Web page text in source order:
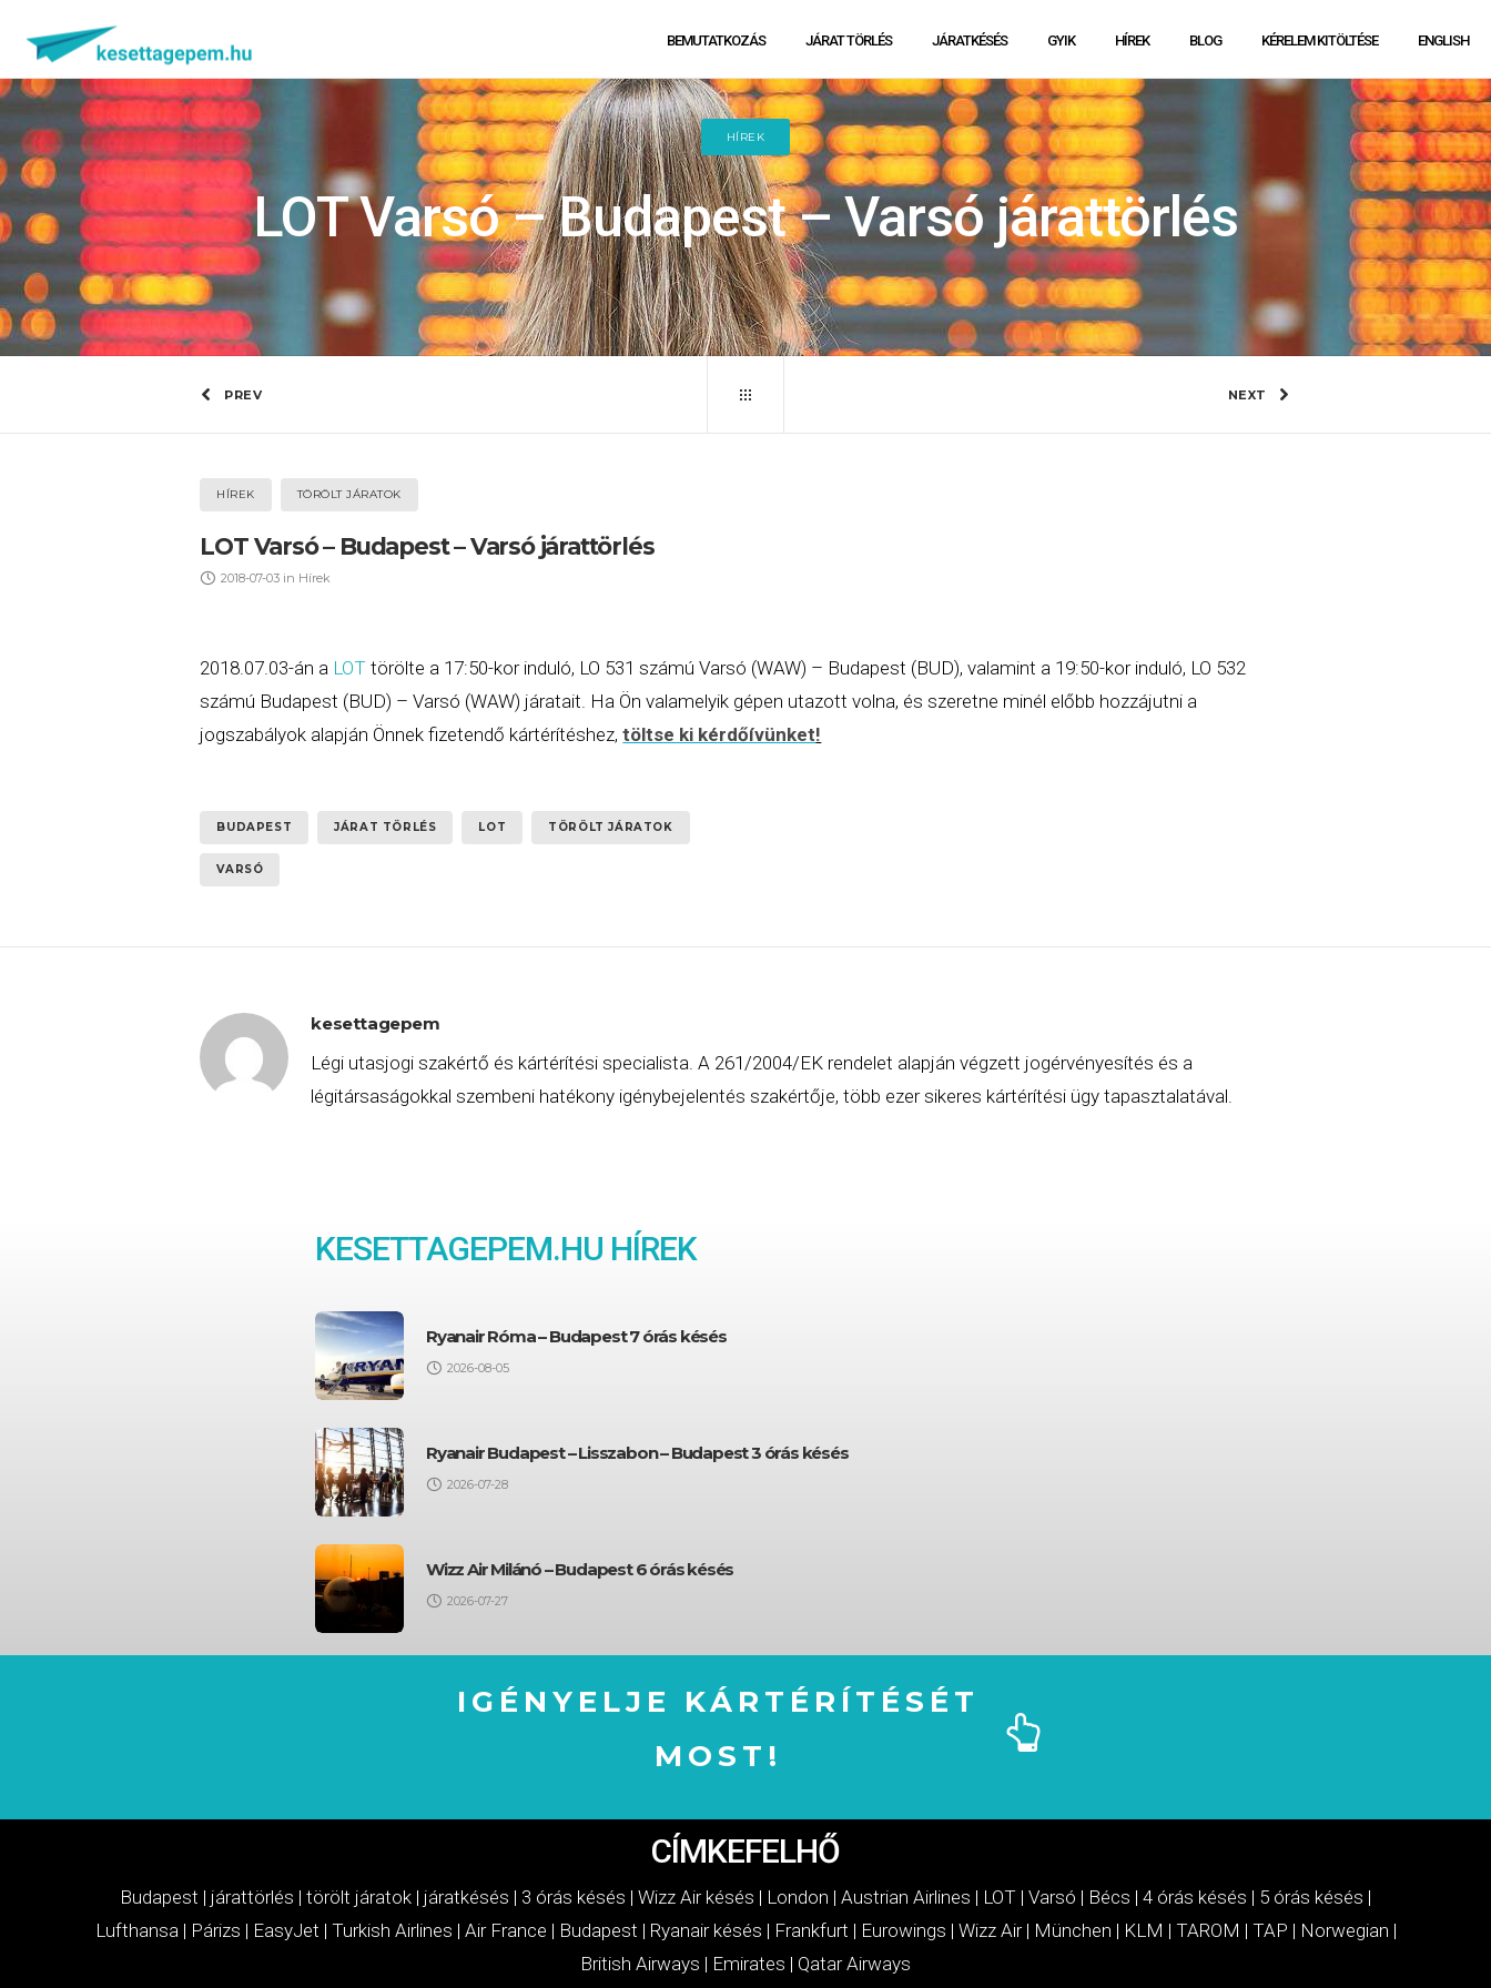
BEMUTATKOZÁS JÁRAT TÖRLÉS JÁRATKÉSÉS GYIK HÍREK BLOG KÉRELEM KITÖLTÉSE ENGLISH
HÍREK
LOT Varsó – Budapest – Varsó járattörlés
PREV NEXT
HÍREK TÖRÖLT JÁRATOK
LOT Varsó – Budapest – Varsó járattörlés
2018-07-03 in Hírek
2018.07.03-án a LOT törölte a 17:50-kor induló, LO 531 számú Varsó (WAW) – Budapest (BUD), valamint a 19:50-kor induló, LO 532
számú Budapest (BUD) – Varsó (WAW) járatait. Ha Ön valamelyik gépen utazott volna, és szeretne minél előbb hozzájutni a
jogszabályok alapján Önnek fizetendő kártérítéshez, töltse ki kérdőívünket!
BUDAPEST JÁRAT TÖRLÉS LOT TÖRÖLT JÁRATOK
VARSÓ
kesettagepem
Légi utasjogi szakértő és kártérítési specialista. A 261/2004/EK rendelet alapján végzett jogérvényesítés és a
légitársaságokkal szembeni hatékony igénybejelentés szakértője, több ezer sikeres kártérítési ügy tapasztalatával.
KESETTAGEPEM.HU HÍREK
Ryanair Róma – Budapest 7 órás késés
2026-08-05
Ryanair Budapest – Lisszabon – Budapest 3 órás késés
2026-07-28
Wizz Air Milánó – Budapest 6 órás késés
2026-07-27
IGÉNYELJE KÁRTÉRÍTÉSÉT
MOST!
CÍMKEFELHŐ
Budapest | járattörlés | törölt járatok | járatkésés | 3 órás késés | Wizz Air késés | London | Austrian Airlines | LOT | Varsó | Bécs | 4 órás késés | 5 órás késés |
Lufthansa| Párizs | EasyJet | Turkish Airlines | Air France | Budapest | Ryanair késés | Frankfurt | Eurowings | Wizz Air| München | KLM | TAROM | TAP | Norwegian |
British Airways | Emirates | Qatar Airways